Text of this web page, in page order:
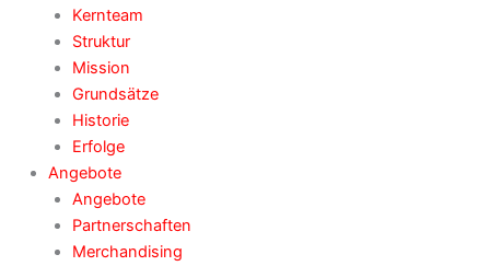
Kernteam
Struktur
Mission
Grundsätze
Historie
Erfolge
Angebote
Angebote
Partnerschaften
Merchandising